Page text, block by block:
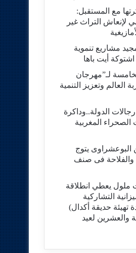
مع المستقبل:
لإنعاش التراث غير
مشاريع تنموية
أيت باها
لـ”مهرجان
العالم وتعزيز التنمية
الدولة..وداكرة
المغربية
البوعشراوى يتوج
فى صنف
ملول يعطي انطلاقة
التشاركية
تهيئة حديقة أكدال)
والعشرين لعيد